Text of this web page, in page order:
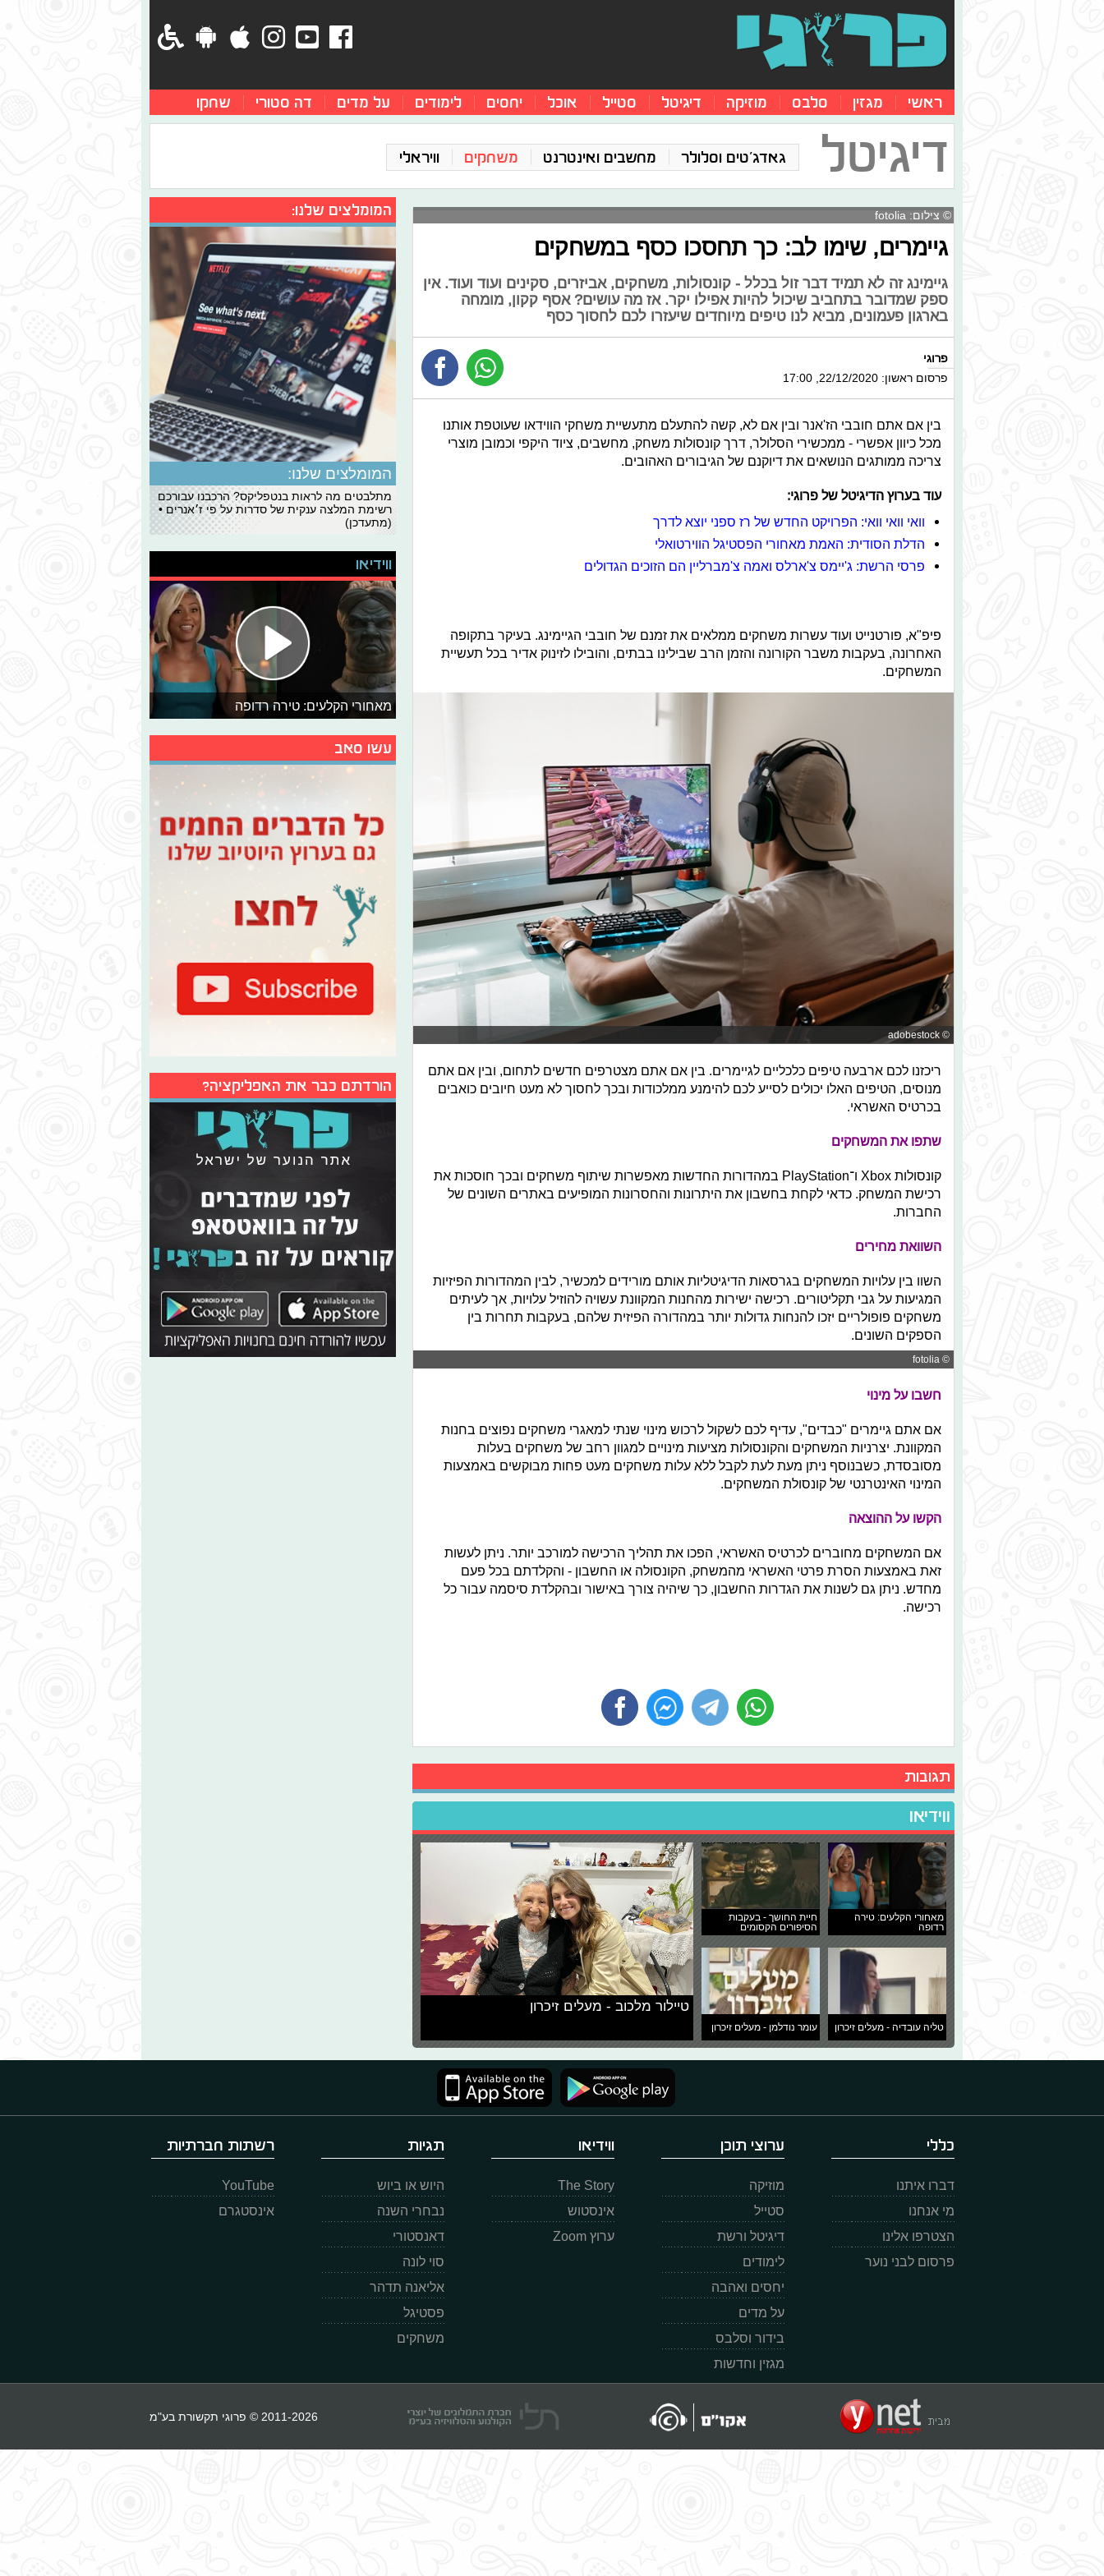
ראשי מגזין סלבס מוזיקה דיגיטל סטייל אוכל יחסים לימודים על מדים דה סטורי שחקו
דיגיטל גאדג'טים וסלולר מחשבים ואינטרנט משחקים וויראלי
© צילום: fotolia
גיימרים, שימו לב: כך תחסכו כסף במשחקים
גיימינג זה לא תמיד דבר זול בכלל - קונסולות, משחקים, אביזרים, סקינים ועוד ועוד. אין
ספק שמדובר בתחביב שיכול להיות אפילו יקר. אז מה עושים? אסף קקון, מומחה
בארגון פעמונים, מביא לנו טיפים מיוחדים שיעזרו לכם לחסוך כסף
פרוגי
פרסום ראשון: 22/12/2020, 17:00
בין אם אתם חובבי הז'אנר ובין אם לא, קשה להתעלם מתעשיית משחקי הווידאו שעוטפת אותנו
מכל כיוון אפשרי - ממכשירי הסלולר, דרך קונסולות משחק, מחשבים, ציוד היקפי וכמובן מוצרי
צריכה ממותגים הנושאים את דיוקנם של הגיבורים האהובים.
עוד בערוץ הדיגיטל של פרוגי:
וואי וואי וואי: הפרויקט החדש של רז ספני יוצא לדרך
הדלת הסודית: האמת מאחורי הפסטיגל הווירטואלי
פרסי הרשת: ג'יימס צ'ארלס ואמה צ'מברליין הם הזוכים הגדולים
פיפ"א, פורטנייט ועוד עשרות משחקים ממלאים את זמנם של חובבי הגיימינג. בעיקר בתקופה
האחרונה, בעקבות משבר הקורונה והזמן הרב שבילינו בבתים, והובילו לזינוק אדיר בכל תעשיית
המשחקים.
© adobestock
ריכזנו לכם ארבעה טיפים כלכליים לגיימרים. בין אם אתם מצטרפים חדשים לתחום, ובין אם אתם
מנוסים, הטיפים האלו יכולים לסייע לכם להימנע ממלכודות ובכך לחסוך לא מעט חיובים כואבים
בכרטיס האשראי.
שתפו את המשחקים
קונסולות Xbox ו־PlayStation במהדורות החדשות מאפשרות שיתוף משחקים ובכך חוסכות את
רכישת המשחק. כדאי לקחת בחשבון את היתרונות והחסרונות המופיעים באתרים השונים של
החברות.
השוואת מחירים
השוו בין עלויות המשחקים בגרסאות הדיגיטליות אותם מורידים למכשיר, לבין המהדורות הפיזיות
המגיעות על גבי תקליטורים. רכישה ישירות מהחנות המקוונת עשויה להוזיל עלויות, אך לעיתים
משחקים פופולריים יזכו להנחות גדולות יותר במהדורה הפיזית שלהם, בעקבות תחרות בין
הספקים השונים.
© fotolia
חשבו על מינוי
אם אתם גיימרים "כבדים", עדיף לכם לשקול לרכוש מינוי שנתי למאגרי משחקים נפוצים בחנות
המקוונת. יצרניות המשחקים והקונסולות מציעות מינויים למגוון רחב של משחקים בעלות
מסובסדת, כשבנוסף ניתן מעת לעת לקבל ללא עלות משחקים מעט פחות מבוקשים באמצעות
המינוי האינטרנטי של קונסולת המשחקים.
הקשו על ההוצאה
אם המשחקים מחוברים לכרטיס האשראי, הפכו את תהליך הרכישה למורכב יותר. ניתן לעשות
זאת באמצעות הסרת פרטי האשראי מהמשחק, הקונסולה או החשבון - והקלדתם בכל פעם
מחדש. ניתן גם לשנות את הגדרות החשבון, כך שיהיה צורך באישור ובהקלדת סיסמה עבור כל
רכישה.
תגובות
ווידיאו
מאחורי הקלעים: טירה
רדופה
חיית החושך - בעקבות
הסיפורים הקסומים
טליה עובדיה - מעלים זיכרון עומר נודלמן - מעלים זיכרון
טיילור מלכוב - מעלים זיכרון
המומלצים שלנו:
המומלצים שלנו:
מתלבטים מה לראות בנטפליקס? הרכבנו עבורכם
רשימת המלצה ענקית של סדרות על פי ז׳אנרים •
(מתעדכן)
ווידיאו
מאחורי הקלעים: טירה רדופה
עשו סאב
הורדתם כבר את האפליקציה?
כללי
דברו איתנו
מי אנחנו
הצטרפו אלינו
פרסום לבני נוער
ערוצי תוכן
מוזיקה
סטייל
דיגיטל ורשת
לימודים
יחסים ואהבה
על מדים
בידור וסלבס
מגזין וחדשות
ווידיאו
The Story
אינסטוש
ערוץ Zoom
תגיות
היוש או ביוש
נבחרי השנה
דאנסטורי
סוי לונה
אליאנה תדהר
פסטיגל
משחקים
רשתות חברתיות
YouTube
אינסטגרם
2011-2026 © פרוגי תקשורת בע"מ